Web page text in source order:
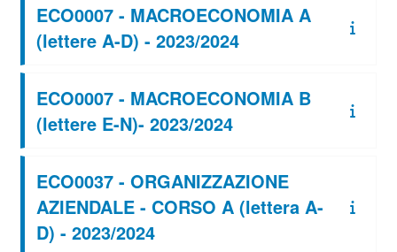
ECO0007 - MACROECONOMIA A
(lettere A-D) - 2023/2024
ECO0007 - MACROECONOMIA B
(lettere E-N)- 2023/2024
ECO0037 - ORGANIZZAZIONE
AZIENDALE - CORSO A (lettera A-
D) - 2023/2024